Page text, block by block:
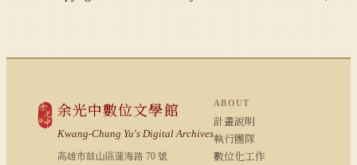
余光中數位文學館
Kwang-Chung Yu's Digital Archives
高雄市鼓山區蓮海路 70 號
ABOUT
計畫說明
執行團隊
數位化工作